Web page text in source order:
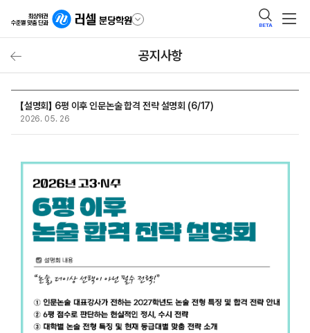
BETA
공지사항
【설명회】 6평 이후 인문논술 합격 전략 설명회 (6/17)
2026. 05. 26